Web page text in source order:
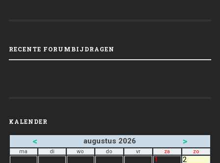
RECENTE FORUMBIJDRAGEN
KALENDER
< augustus 2026 >
ma di wo do vr za zo
1 2